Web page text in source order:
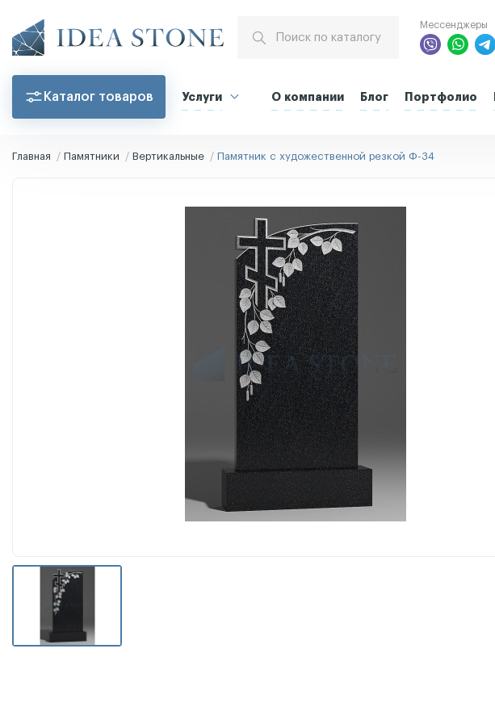
Мессенджеры
Каталог товаров Услуги О компании Блог Портфолио
Главная Памятники Вертикальные Памятник с художественной резкой Ф-34